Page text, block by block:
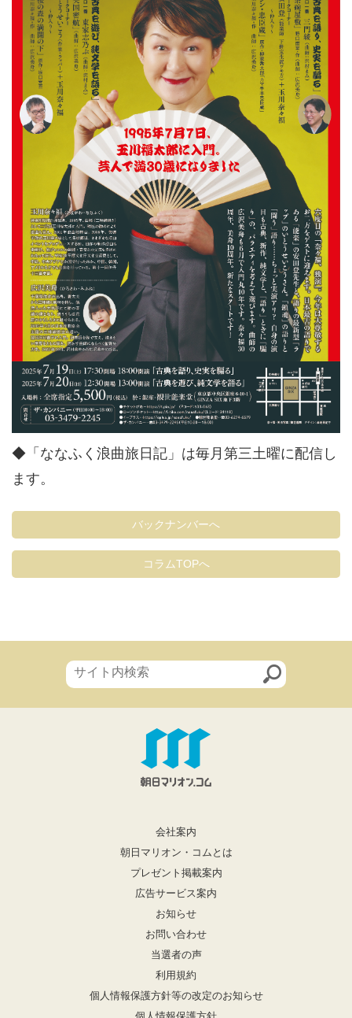
◆「ななふく浪曲旅日記」は毎月第三土曜に配信し
ます。
バックナンバーへ
コラムTOPへ
会社案内
朝日マリオン・コムとは
プレゼント掲載案内
広告サービス案内
お知らせ
お問い合わせ
当選者の声
利用規約
個人情報保護方針等の改定のお知らせ